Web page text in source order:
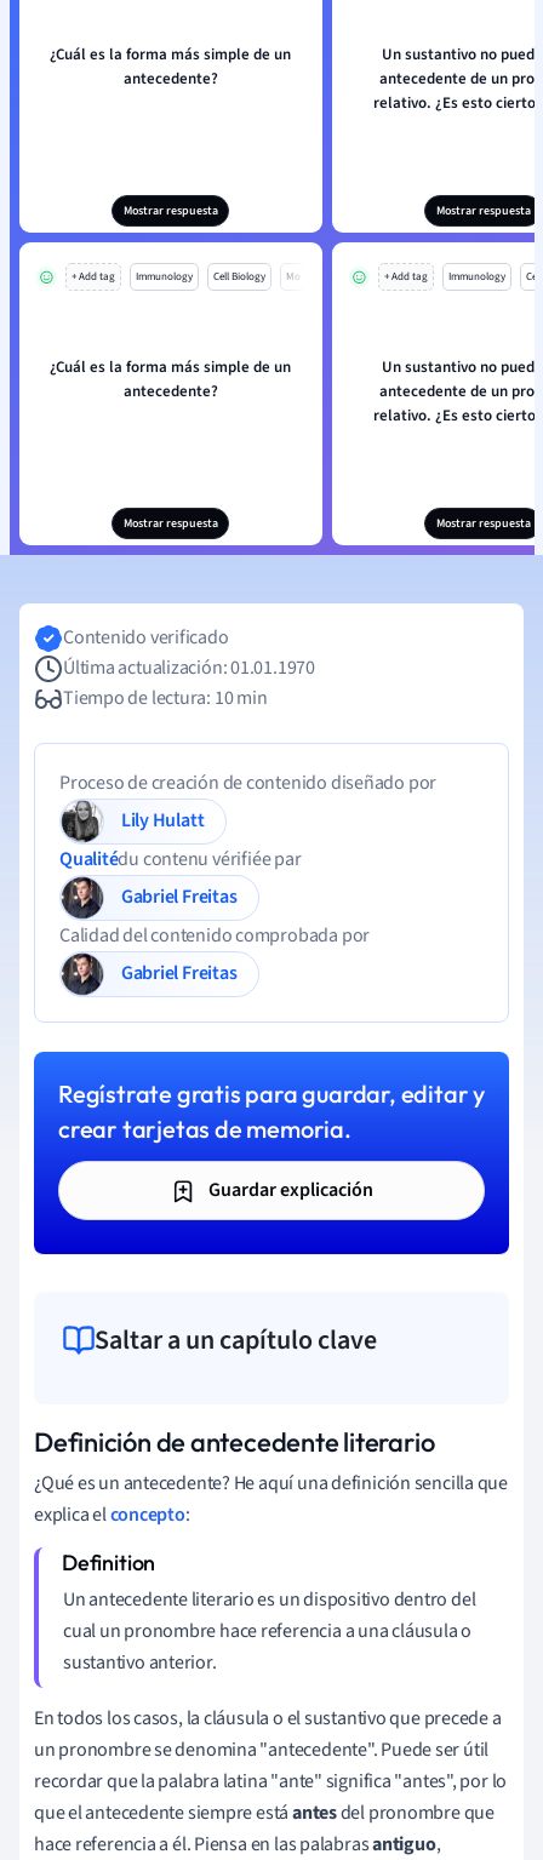
¿Cuál es la forma más simple de un
antecedente?
Mostrar respuesta
Un sustantivo no
antecedente de un
relativo. ¿Es esto cierto
Mostrar respuesta
+ Add tag Immunology Cell Biology Mo
¿Cuál es la forma más simple de un
antecedente?
Mostrar respuesta
+ Add tag Immunology
Un sustantivo no
antecedente de un
relativo. ¿Es esto cierto
Mostrar respuesta
Contenido verificado
Última actualización: 01.01.1970
Tiempo de lectura: 10 min
Proceso de creación de contenido diseñado por
Lily Hulatt
Qualitédu contenu vérifiée par
Gabriel Freitas
Calidad del contenido comprobada por
Gabriel Freitas
Regístrate gratis para guardar, editar y
crear tarjetas de memoria.
Guardar explicación
Saltar a un capítulo clave
Definición de antecedente literario
¿Qué es un antecedente? He aquí una definición sencilla que
explica elconcepto:
Un antecedente literario es un dispositivo dentro del
cual un pronombre hace referencia a una cláusula o
sustantivo anterior.
En todos los casos, la cláusula o el sustantivo que precede a
un pronombre se denomina "antecedente". Puede ser útil
recordar que la palabra latina "ante" significa "antes", por lo
que el antecedente siempre estáantesdel pronombre que
hace referencia a él. Piensa en las palabrasantiguo,